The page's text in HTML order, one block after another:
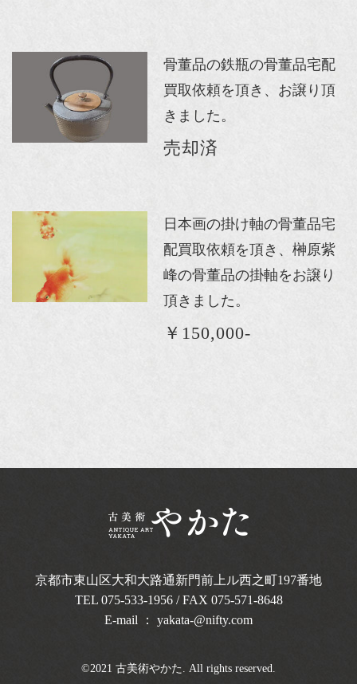
骨董品の鉄瓶の骨董品宅配
買取依頼を頂き、お譲り頂
きました。
売却済
日本画の掛け軸の骨董品宅
配買取依頼を頂き、榊原紫
峰の骨董品の掛軸をお譲り
頂きました。
￥150,000-
京都市東山区大和大路通新門前上ル西之町197番地
TEL 075-533-1956/ FAX 075-571-8648
E-mail ： yakata-@nifty.com
©2021 古美術やかた. All rights reserved.